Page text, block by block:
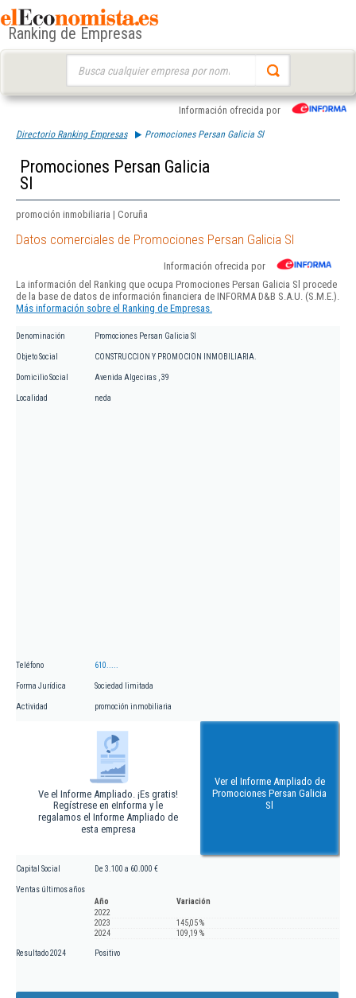
Ranking de Empresas
Información ofrecida por
Directorio Ranking Empresas Promociones Persan Galicia Sl
Promociones Persan Galicia
Sl
promoción inmobiliaria | Coruña
Datos comerciales de Promociones Persan Galicia Sl
Información ofrecida por
La información del Ranking que ocupa Promociones Persan Galicia Sl procede
de la base de datos de información financiera de INFORMA D&B S.A.U. (S.M.E.).
Más información sobre el Ranking de Empresas.
Denominación Promociones Persan Galicia Sl
Objeto Social CONSTRUCCION Y PROMOCION INMOBILIARIA.
Domicilio Social Avenida Algeciras , 39
Localidad neda
Teléfono 610.....
Forma Jurídica Sociedad limitada
Actividad promoción inmobiliaria
Ve el Informe Ampliado. ¡Es gratis!
Regístrese en eInforma y le
regalamos el Informe Ampliado de
esta empresa
Ver el Informe Ampliado de
Promociones Persan Galicia
Sl
Capital Social De 3.100 a 60.000 €
Ventas últimos años
Año
Variación
2022
2023
145,05 %
2024
109,19 %
Resultado 2024 Positivo